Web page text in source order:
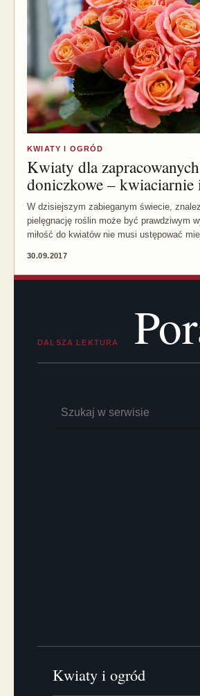
KWIATY I OGRÓD
Kwiaty dla
doniczkowe – kwiaciarnie
W dzisiejszym zabieganym świecie,
pielęgnację roślin może być prawdziwym
miłość do kwiatów nie musi ustępować
30.09.2017
DALSZA LEKTURA
Kwiaty i ogród